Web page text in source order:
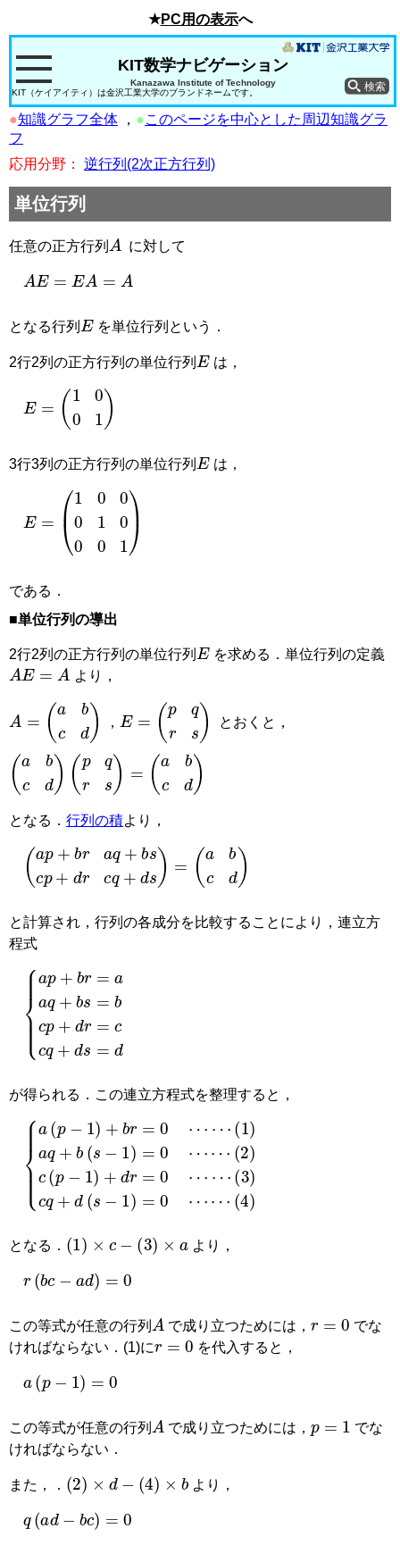
★PC用の表示へ
Kanazawa Institute of Technology
KIT数学ナビゲーション
KIT（ケイアイティ）は金沢工業大学のブランドネームです。
●知識グラフ全体 ， ●このページを中心とした周辺知識グラ
フ
応用分野：
逆行列(2次正方行列)
単位行列
任意の正方行列
A
に対して
A E= A= A
となる行列
E
を単位行列という．
2行2列の正方行列の単位行列
E
は，
E= 001
3行3列の正方行列の単位行列
E
は，
E=
(1 0 10 0 )
である．
■単位行列の導出
2行2列の正方行列の単位行列
E
を求める．単位行列の定義
AE=A
より，
A bcd
，
E= qrs
とおくと，
(ab d)( pqrs =(a d)
となる． 行列の積より，
(ap+ br aq bs cp +drc ds)
(abc d)
と計算され，行列の各成分を比較することにより，連立方
程式
a p+ br =a aq +
が得られる．この連立方程式を整理すると，
a (p−1 )+br =0 ⋯ ⋯
1 )aq+ b (s−1 =0 ⋯ ⋯
2 )c( p−1 )+ dr =0 ⋯
3 )cq+ d( s−1 =0 ⋯ ⋯ 4 )
となる．
(1 ) ×a
より，
bc =0
この等式が任意の行列
A
で成り立つためには，
でな
ければならない．(1)に
0
を代入すると，
(p )=0
この等式が任意の行列
A
で成り立つためには，
でな
ければならない．
また，．
(2) −( × b
より，
(a d− c =